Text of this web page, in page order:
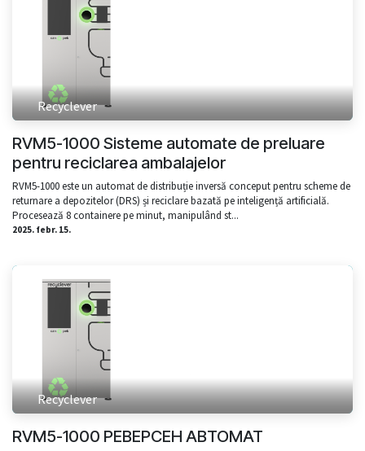
Recyclever
RVM5-1000 Sisteme automate de preluare
pentru reciclarea ambalajelor
RVM5-1000 este un automat de distribuție inversă conceput pentru scheme de
returnare a depozitelor (DRS) și reciclare bazată pe inteligență artificială.
Procesează 8 containere pe minut, manipulând st...
2025. febr. 15.
Recyclever
RVM5-1000 РЕВЕРСЕН АВТОМАТ